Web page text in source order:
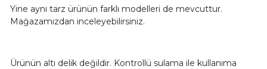
Yine aynı tarz ürünün farklı modelleri de mevcuttur.
Mağazamızdan inceleyebilirsiniz.
Ürünün altı delik değildir. Kontrollü sulama ile kullanıma